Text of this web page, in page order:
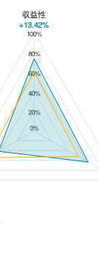
池上セントラルビルと池上の平均値の総合評価の比較
100%
80%
60%
40%
20%
0%
収益性
+13.42%